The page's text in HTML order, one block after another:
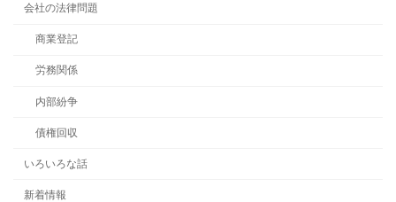
会社の法律問題
商業登記
労務関係
内部紛争
債権回収
いろいろな話
新着情報